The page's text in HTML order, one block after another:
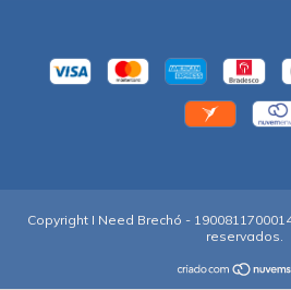
Copyright I Need Brechó -
reservados.